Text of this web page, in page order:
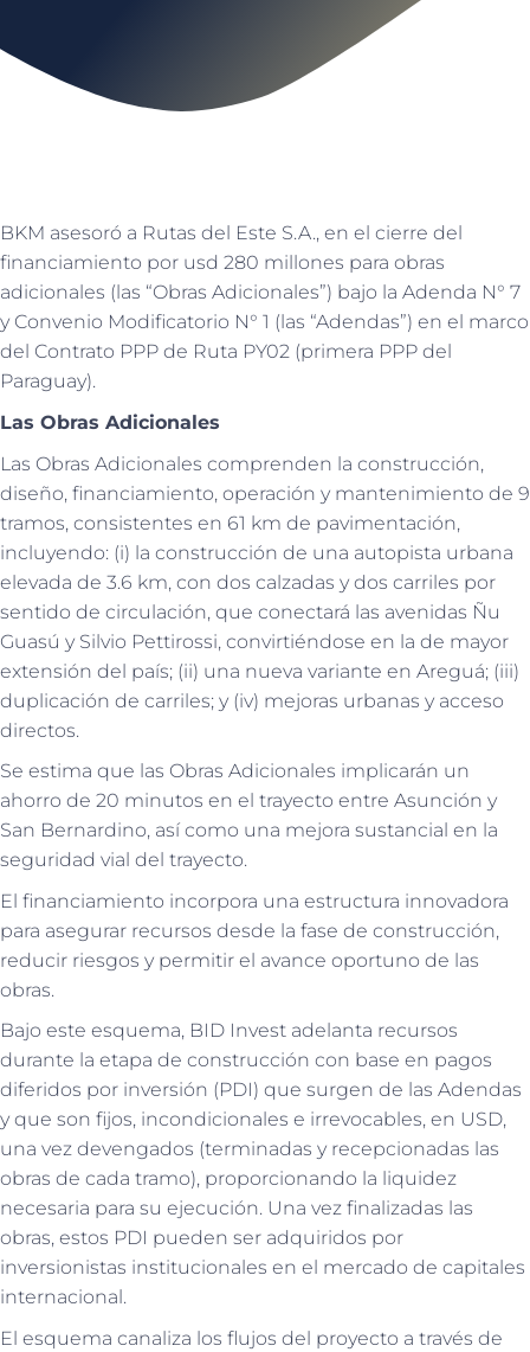
BKM asesoró a Rutas del Este S.A., en el cierre del
financiamiento por usd 280 millones para obras
adicionales (las “Obras Adicionales”) bajo la Adenda N° 7
y Convenio Modificatorio N° 1 (las “Adendas”) en el marco
del Contrato PPP de Ruta PY02 (primera PPP del
Paraguay).
Las Obras Adicionales
Las Obras Adicionales comprenden la construcción,
diseño, financiamiento, operación y mantenimiento de 9
tramos, consistentes en 61 km de pavimentación,
incluyendo: (i) la construcción de una autopista urbana
elevada de 3.6 km, con dos calzadas y dos carriles por
sentido de circulación, que conectará las avenidas Ñu
Guasú y Silvio Pettirossi, convirtiéndose en la de mayor
extensión del país; (ii) una nueva variante en Areguá; (iii)
duplicación de carriles; y (iv) mejoras urbanas y acceso
directos.
Se estima que las Obras Adicionales implicarán un
ahorro de 20 minutos en el trayecto entre Asunción y
San Bernardino, así como una mejora sustancial en la
seguridad vial del trayecto.
El financiamiento incorpora una estructura innovadora
para asegurar recursos desde la fase de construcción,
reducir riesgos y permitir el avance oportuno de las
obras.
Bajo este esquema, BID Invest adelanta recursos
durante la etapa de construcción con base en pagos
diferidos por inversión (PDI) que surgen de las Adendas
y que son fijos, incondicionales e irrevocables, en USD,
una vez devengados (terminadas y recepcionadas las
obras de cada tramo), proporcionando la liquidez
necesaria para su ejecución. Una vez finalizadas las
obras, estos PDI pueden ser adquiridos por
inversionistas institucionales en el mercado de capitales
internacional.
El esquema canaliza los flujos del proyecto a través de